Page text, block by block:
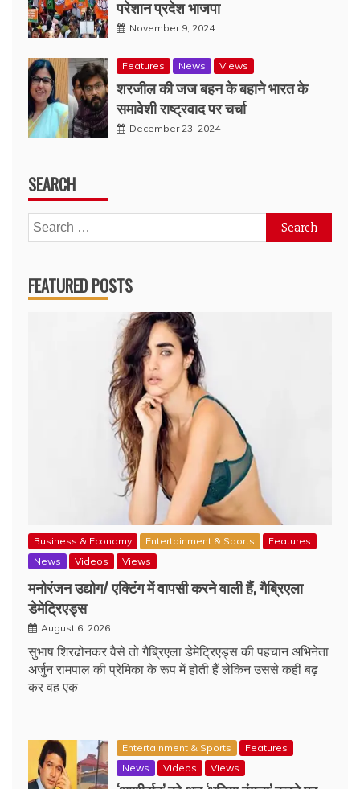
परेशान प्रदेश भाजपा
November 9, 2024
Features News Views
शरजील की जज बहन के बहाने भारत के
समावेशी राष्ट्रवाद पर चर्चा
December 23, 2024
SEARCH
Search
for:
FEATURED POSTS
Business & Economy Entertainment & Sports
Features
News
Videos Views
मनोरंजन उद्योग/ एक्टिंग में वापसी करने वाली हैं, गैब्रिएला
डेमेट्रिएड्स
August 6, 2026
सुभाष शिरढोनकर वैसे तो गैब्रिएला डेमेट्रिएड्स की पहचान अभिनेता
अर्जुन रामपाल की प्रेमिका के रूप में होती हैं लेकिन उससे कहीं बढ़
कर वह एक
Entertainment & Sports
Features
News
Videos Views